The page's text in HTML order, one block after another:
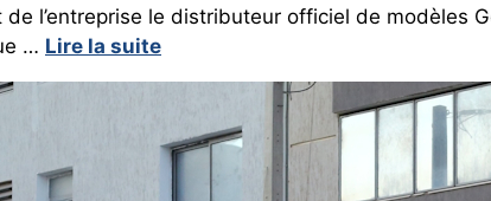
l’entreprise le distributeur officiel de modèles
… Lire la suite